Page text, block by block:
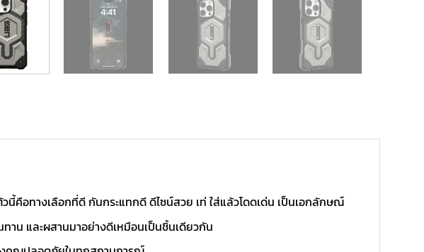
คือทางเลือกที่ดี กันกระแทกดี ดีไซน์สวย เท่ ใส่แล้วโดดเด่น เป็นเอกลักษณ์
น และผสานมาอย่างดีเหมือนเป็นชิ้นเดียวกัน